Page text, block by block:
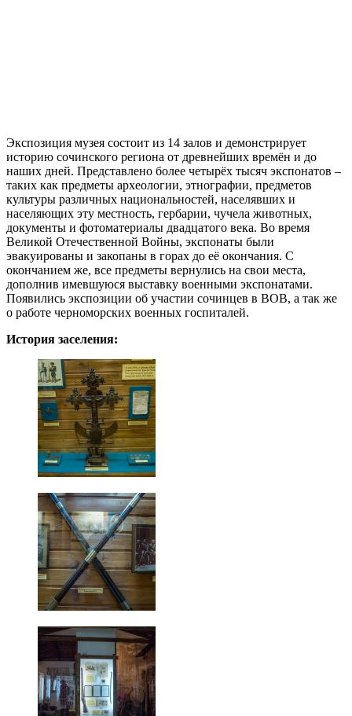
Экспозиция музея состоит из 14 залов и демонстрирует
историю сочинского региона от древнейших времён и до
наших дней. Представлено более четырёх тысяч экспонатов –
таких как предметы археологии, этнографии, предметов
культуры различных национальностей, населявших и
населяющих эту местность, гербарии, чучела животных,
документы и фотоматериалы двадцатого века. Во время
Великой Отечественной Войны, экспонаты были
эвакуированы и закопаны в горах до её окончания. С
окончанием же, все предметы вернулись на свои места,
дополнив имевшуюся выставку военными экспонатами.
Появились экспозиции об участии сочинцев в ВОВ, а так же
о работе черноморских военных госпиталей.
История заселения: